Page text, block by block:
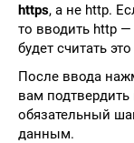
https, а не http.
то вводить http
будет считать
После ввода
вам подтвердить
обязательный
данным.